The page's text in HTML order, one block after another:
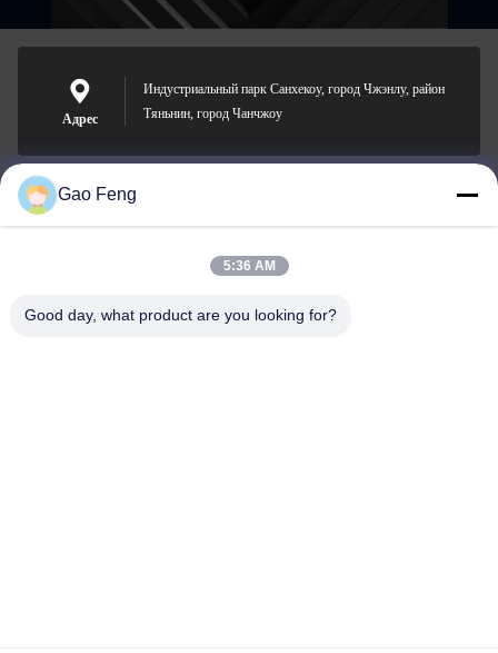
Адрес
Индустриальный парк Санхекоу, город Чжэнлу, район
Тяньнин, город Чанчжоу
suli@sulidry.com
Gao Feng
5:36 AM
Good day, what product are you looking for?